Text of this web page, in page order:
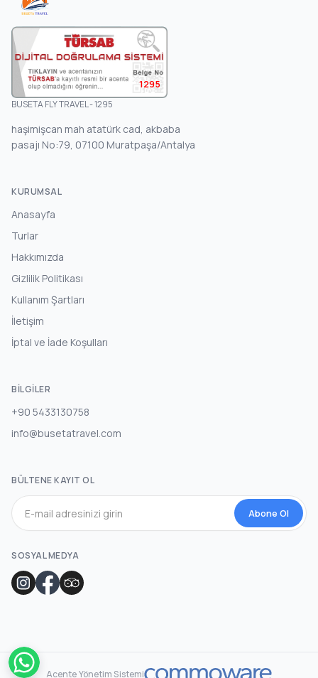
1295
BUSETA FLY TRAVEL - 1295
haşimişcan mah atatürk cad, akbaba
pasajı No:79, 07100 Muratpaşa/Antalya
KURUMSAL
Anasayfa
Turlar
Hakkımızda
Gizlilik Politikası
Kullanım Şartları
İletişim
İptal ve İade Koşulları
BILGILER
+90 5433130758
info@busetatravel.com
BÜLTENE KAYIT OL
Abone Ol
SOSYAL MEDYA
Acente Yönetim Sistemi